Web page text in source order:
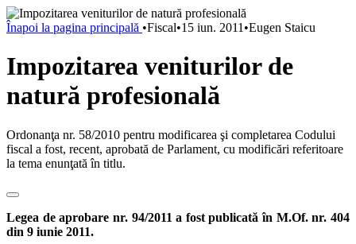
Înapoi la pagina principală •Fiscal•15 iun. 2011 •Eugen Staicu
Impozitarea veniturilor de
natură profesională
Ordonanţa nr. 58/2010 pentru modificarea şi completarea Codului
fiscal a fost, recent, aprobată de Parlament, cu modificări referitoare
la tema enunţată în titlu.
Legea de aprobare nr. 94/2011 a fost publicată în M.Of. nr. 404
din 9 iunie 2011.